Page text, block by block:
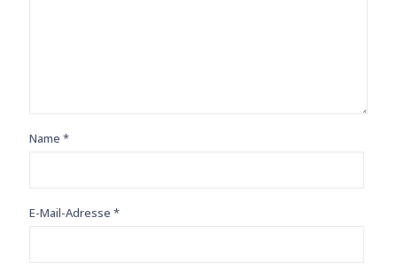
Name *
E-Mail-Adresse *